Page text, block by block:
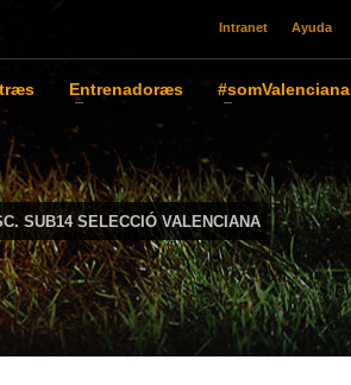
Intranet Ayuda
Entrenadoræs #somValenciana
SUB14 SELECCIÓ VALENCIANA